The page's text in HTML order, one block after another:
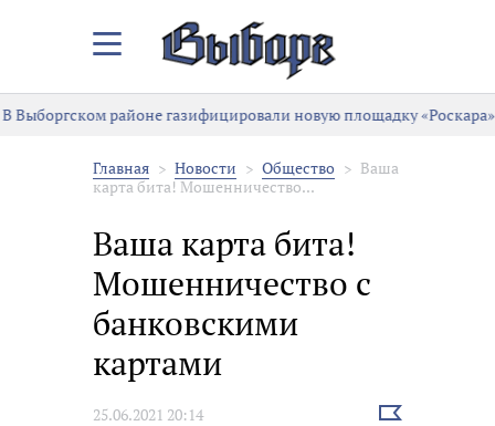
Закрыть/
меню
В Выборгском районе газифицировали новую площадку «Роскара»
Главная Новости Общество
Ваша
карта бита! Мошенничество...
Ваша карта бита!
Мошенничество с
банковскими
картами
25.06.2021 20:14
Выбрать